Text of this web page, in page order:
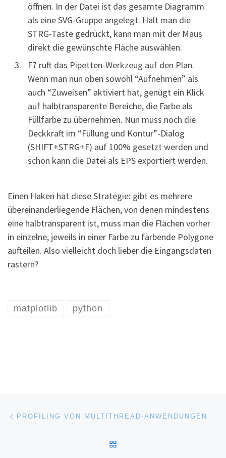
öffnen. In der Datei ist das gesamte Diagramm
als eine SVG-Gruppe angelegt. Hält man die
STRG-Taste gedrückt, kann man mit der Maus
direkt die gewünschte Fläche auswählen.
F7 ruft das Pipetten-Werkzeug auf den Plan.
Wenn man nun oben sowohl “Aufnehmen” als
auch “Zuweisen” aktiviert hat, genügt ein Klick
auf halbtransparente Bereiche, die Farbe als
Füllfarbe zu übernehmen. Nun muss noch die
Deckkraft im “Füllung und Kontur”-Dialog
(SHIFT+STRG+F) auf 100% gesetzt werden und
schon kann die Datei als EPS exportiert werden.
Einen Haken hat diese Strategie: gibt es mehrere
übereinanderliegende Flächen, von denen mindestens
eine halbtransparent ist, muss man die Flächen vorher
in einzelne, jeweils in einer Farbe zu färbende Polygone
aufteilen. Also vielleicht doch lieber die Eingangsdaten
rastern?
matplotlib python
Post navigation
PROFILING VON MULTITHREAD-ANWENDUNGEN